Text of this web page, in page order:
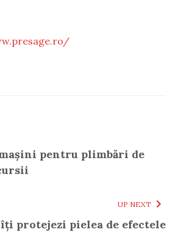
pentru plimbări de
UP NEXT
îți protejezi pielea de efectele